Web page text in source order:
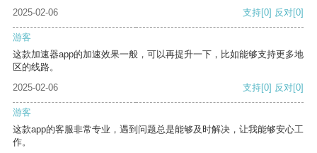
2025-02-06
支持[0] 反对[0]
游客
这款加速器app的加速效果一般，可以再提升一下，比如能够支持更多地
区的线路。
2025-02-06
支持[0] 反对[0]
游客
这款app的客服非常专业，遇到问题总是能够及时解决，让我能够安心工
作。